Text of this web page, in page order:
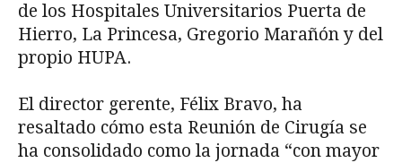
de los Hospitales Universitarios Puerta de
Hierro, La Princesa, Gregorio Marañón y del
propio HUPA.
El director gerente, Félix Bravo, ha
resaltado cómo esta Reunión de Cirugía se
ha consolidado como la jornada “con mayor